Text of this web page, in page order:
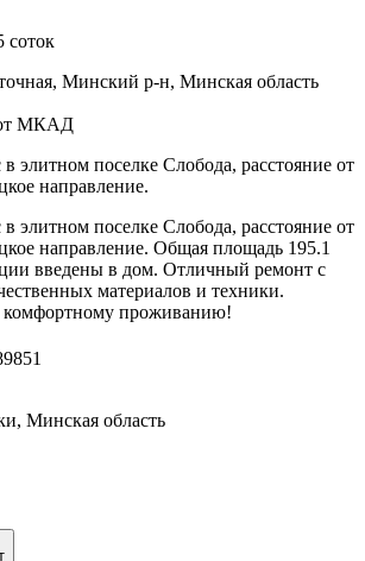
соток
Минский р-н, Минская область
МКАД
в элитном поселке Слобода, расстояние от
направление.
в элитном поселке Слобода, расстояние от
направление. Общая площадь 195.1
введены в дом. Отличный ремонт с
материалов и техники.
комфортному проживанию!
Минская область